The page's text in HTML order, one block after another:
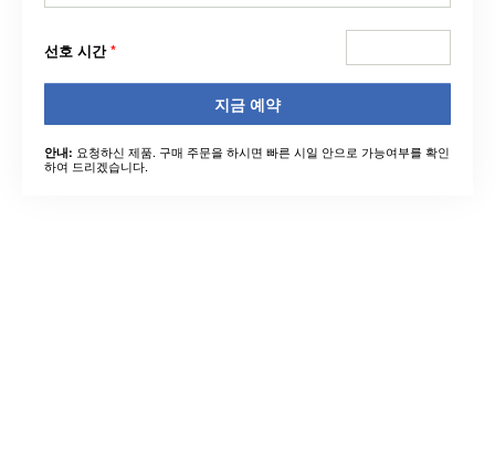
선호 시간*
지금 예약
안내: 요청하신 제품. 구매 주문을 하시면 빠른 시일 안으로 가능여부를 확인
하여 드리겠습니다.